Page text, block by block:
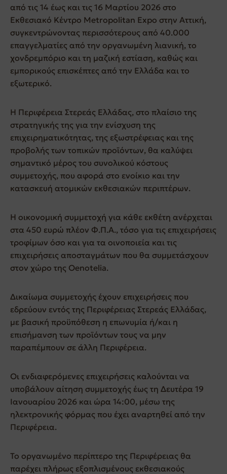
από τις 14 έως και τις 16 Μαρτίου 2026 στο
Εκθεσιακό Κέντρο Metropolitan Expo στην Αττική,
συγκεντρώνοντας περισσότερους από 40.000
επαγγελματίες από την οργανωμένη λιανική, το
χονδρεμπόριο και τη μαζική εστίαση, καθώς και
εμπορικούς επισκέπτες από την Ελλάδα και το
εξωτερικό.
Η Περιφέρεια Στερεάς Ελλάδας, στο πλαίσιο της
στρατηγικής της για την ενίσχυση της
επιχειρηματικότητας, της εξωστρέφειας και της
προβολής των τοπικών προϊόντων, θα καλύψει
σημαντικό μέρος του συνολικού κόστους
συμμετοχής, που αφορά στο ενοίκιο και την
κατασκευή ατομικών εκθεσιακών περιπτέρων.
Η οικονομική συμμετοχή για κάθε εκθέτη ανέρχεται
στα 450 ευρώ πλέον Φ.Π.Α., τόσο για τις επιχειρήσεις
τροφίμων όσο και για τα οινοποιεία και τις
επιχειρήσεις αποσταγμάτων που θα συμμετάσχουν
στον χώρο της Oenotelia.
Δικαίωμα συμμετοχής έχουν επιχειρήσεις που
εδρεύουν εντός της Περιφέρειας Στερεάς Ελλάδας,
με βασική προϋπόθεση η επωνυμία ή/και η
επισήμανση των προϊόντων τους να μην
παραπέμπουν σε άλλη Περιφέρεια.
Οι ενδιαφερόμενες επιχειρήσεις καλούνται να
υποβάλουν αίτηση συμμετοχής έως τη Δευτέρα 19
Ιανουαρίου 2026 και ώρα 14:00, μέσω της
ηλεκτρονικής φόρμας που έχει αναρτηθεί από την
Περιφέρεια.
Το οργανωμένο περίπτερο της Περιφέρειας θα
παρέχει πλήρως εξοπλισμένους εκθεσιακούς